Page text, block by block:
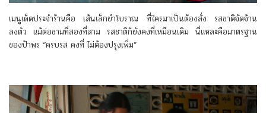
เมนูเด็ดประจำร้านคือ เส้นเล็กยำโบราณ ที่ใครมาเป็นต้องสั่ง รสชาติจัดจ้าน
ลงตัว แม้ต่อชามที่สองที่สาม รสชาติก็ยังคงที่เหมือนเดิม นี่แหละคือมาตรฐาน
ของป้าพร “ครบรส คงที่ ไม่ต้องปรุงเพิ่ม”